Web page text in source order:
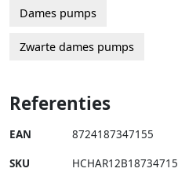
Dames pumps
Zwarte dames pumps
Referenties
EAN 8724187347155
SKU HCHAR12B18734715